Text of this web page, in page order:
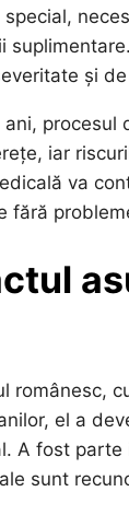
și
iar
va
fără
românesc,
el a
A fost
sunt